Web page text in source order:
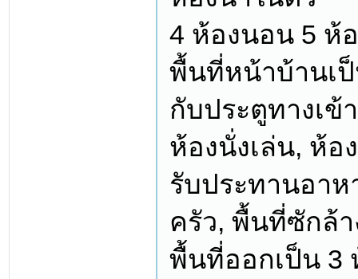
4 ห้องนอน 5 ห้
พื้นที่หน้าบ้านเ
กับประตูทางเข้
ห้องนั่งเล่น, ห้
รับประทานอาห
ครัว, พื้นที่ซักล้
พื้นที่ออกเป็น 3